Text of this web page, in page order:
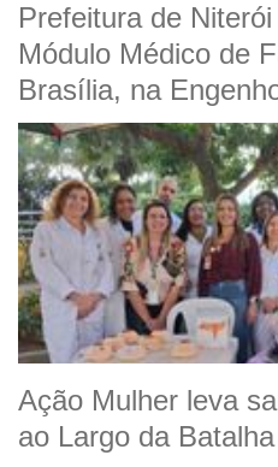
Prefeitura de
Módulo Médico de
Brasília, na
Ação Mulher leva
ao Largo da Batalha